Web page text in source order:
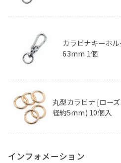
カラビナキーホ
63mm 1個
丸型カラビナ [ロー
径約5mm) 10個入
インフォメーション